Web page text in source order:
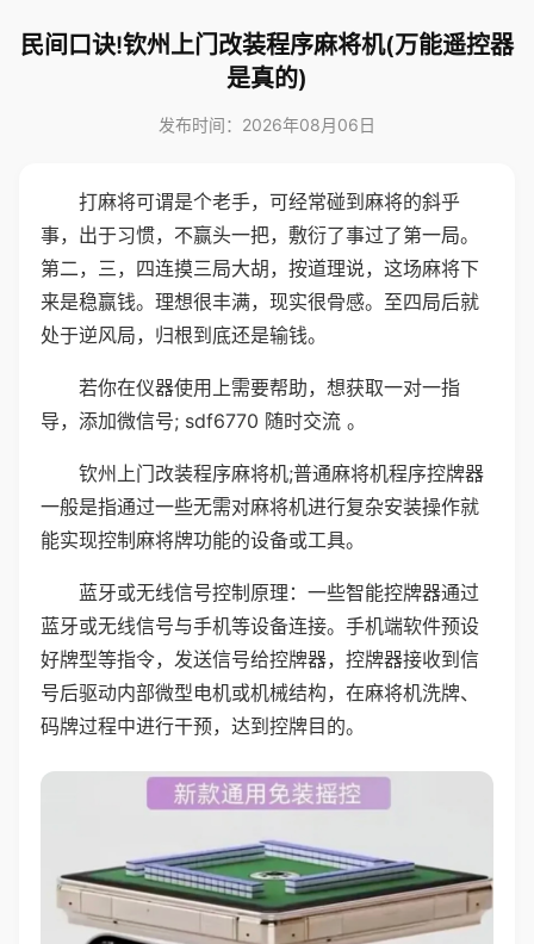
民间口诀!钦州上门改装程序麻将机(万能遥控器
是真的)
发布时间：2026年08月06日
打麻将可谓是个老手，可经常碰到麻将的斜乎
事，出于习惯，不赢头一把，敷衍了事过了第一局。
第二，三，四连摸三局大胡，按道理说，这场麻将下
来是稳赢钱。理想很丰满，现实很骨感。至四局后就
处于逆风局，归根到底还是输钱。
若你在仪器使用上需要帮助，想获取一对一指
导，添加微信号; sdf6770 随时交流 。
钦州上门改装程序麻将机;普通麻将机程序控牌器
一般是指通过一些无需对麻将机进行复杂安装操作就
能实现控制麻将牌功能的设备或工具。
蓝牙或无线信号控制原理：一些智能控牌器通过
蓝牙或无线信号与手机等设备连接。手机端软件预设
好牌型等指令，发送信号给控牌器，控牌器接收到信
号后驱动内部微型电机或机械结构，在麻将机洗牌、
码牌过程中进行干预，达到控牌目的。